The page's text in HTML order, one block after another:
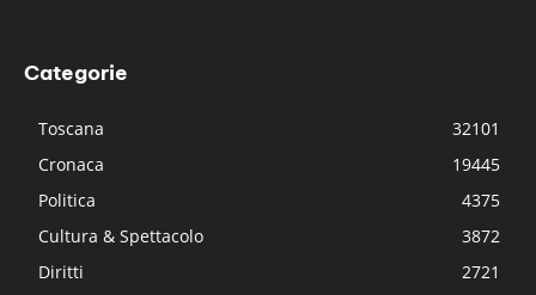
Categorie
Toscana
32101
Cronaca
19445
Politica
4375
Cultura & Spettacolo
3872
Diritti
2721